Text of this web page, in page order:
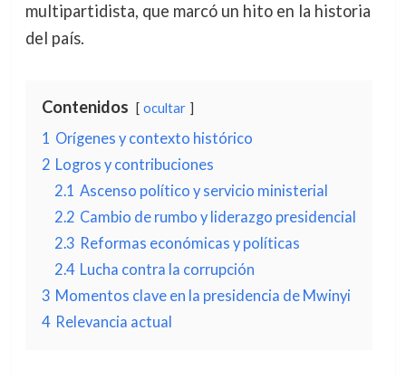
multipartidista, que marcó un hito en la historia
del país.
Contenidos ocultar
1 Orígenes y contexto histórico
2 Logros y contribuciones
2.1 Ascenso político y servicio ministerial
2.2 Cambio de rumbo y liderazgo presidencial
2.3 Reformas económicas y políticas
2.4 Lucha contra la corrupción
3 Momentos clave en la presidencia de Mwinyi
4 Relevancia actual